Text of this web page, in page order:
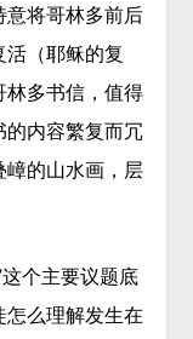
将哥林多前后
（耶稣的复
多书信，值得
内容繁复而冗
的山水画，层
个主要议题底
么理解发生在